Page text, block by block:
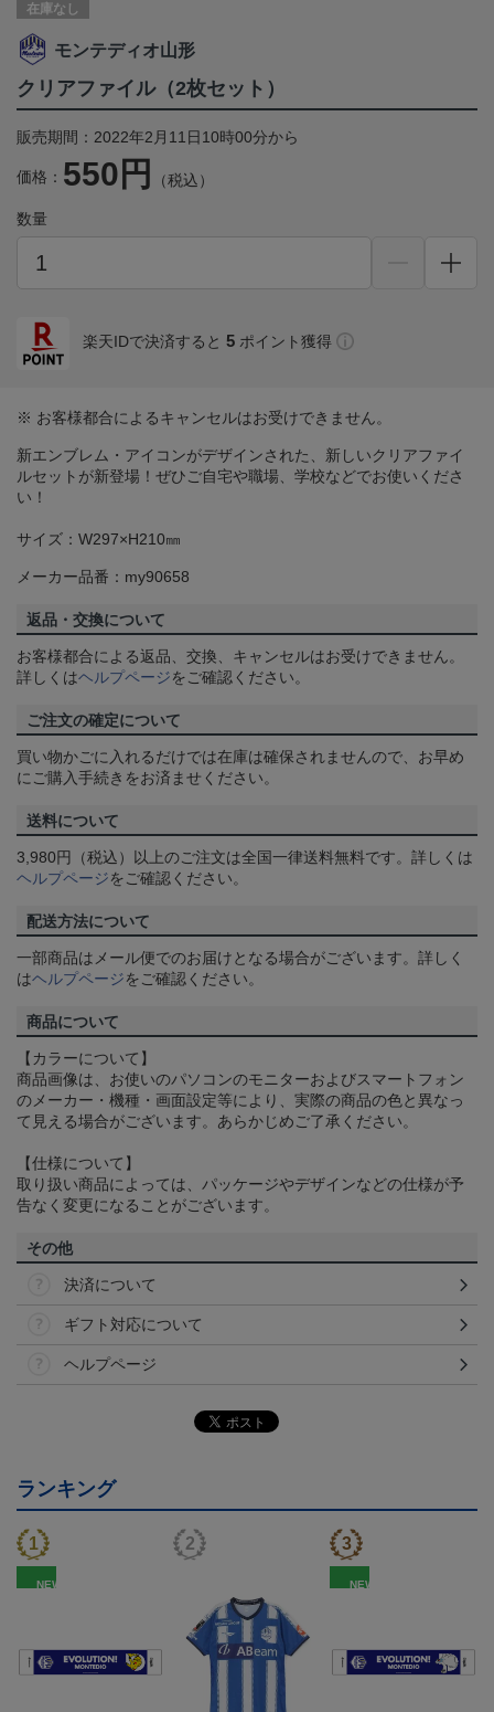
在庫なし
モンテディオ山形
クリアファイル（2枚セット）
販売期間：2022年2月11日10時00分から
価格： 550円 （税込）
数量
楽天IDで決済すると 5 ポイント獲得
※ お客様都合によるキャンセルはお受けできません。
新エンブレム・アイコンがデザインされた、新しいクリアファイ
ルセットが新登場！ぜひご自宅や職場、学校などでお使いくださ
い！
サイズ：W297×H210㎜
メーカー品番：my90658
返品・交換について
お客様都合による返品、交換、キャンセルはお受けできません。
詳しくはヘルプページをご確認ください。
ご注文の確定について
買い物かごに入れるだけでは在庫は確保されませんので、お早め
にご購入手続きをお済ませください。
送料について
3,980円（税込）以上のご注文は全国一律送料無料です。詳しくは
ヘルプページをご確認ください。
配送方法について
一部商品はメール便でのお届けとなる場合がございます。詳しく
はヘルプページをご確認ください。
商品について
【カラーについて】
商品画像は、お使いのパソコンのモニターおよびスマートフォン
のメーカー・機種・画面設定等により、実際の商品の色と異なっ
て見える場合がございます。あらかじめご了承ください。
【仕様について】
取り扱い商品によっては、パッケージやデザインなどの仕様が予
告なく変更になることがございます。
その他
決済について
ギフト対応について
ヘルプページ
ランキング
NEW NEW